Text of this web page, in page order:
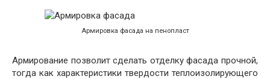
Армировка фасада на пенопласт
Армирование позволит сделать отделку фасада прочной,
тогда как характеристики твердости теплоизолирующего